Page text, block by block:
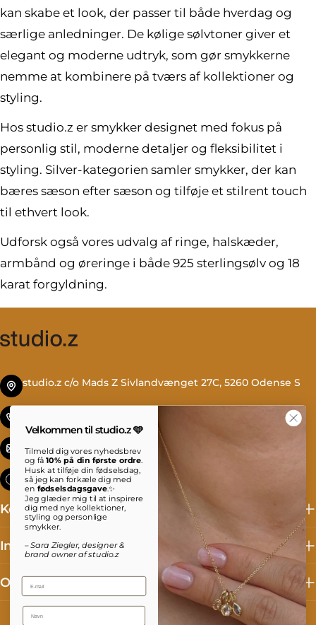
kan skabe et look, der passer til både hverdag og
særlige anledninger. De kølige sølvtoner giver et
elegant og moderne udtryk, som gør smykkerne
nemme at kombinere på tværs af kollektioner og
styling.
Hos studio.z er smykker designet med fokus på
personlig stil, moderne detaljer og fleksibilitet i
styling. Silver-kategorien samler smykker, der kan
bæres sæson efter sæson og tilføje et stilrent touch
til ethvert look.
Udforsk også vores udvalg af ringe, halskæder,
armbånd og øreringe i både 925 sterlingsølv og 18
karat forgyldning.
studio.z c/o Mads Z Sivlandvænget 27C, 5260 Odense S
info@studioz.dk
Mandag til torsdag: 8 - 16 Fredag: 8 - 15:30
Kollektioner
Information
Om studio.z
Velkommen til studio.z 🩵
Tilmeld dig vores nyhedsbrev
og få10% på din første ordre.
Husk at tilføje din fødselsdag,
så jeg kan forkæle dig med
en fødselsdagsgave.✨
Jeg glæder mig til at inspirere
dig med nye kollektioner,
styling og personlige
smykker.
– Sara Ziegler, designer &
brand owner af studio.z
Email
Name